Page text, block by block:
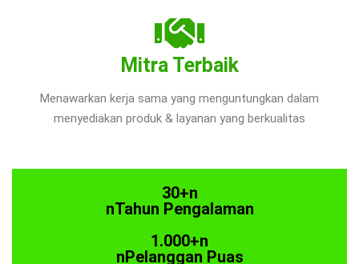
Mitra Terbaik
Menawarkan kerja sama yang menguntungkan dalam
menyediakan produk & layanan yang berkualitas
30+n
nTahun Pengalaman
1.000+n
nPelanggan Puas